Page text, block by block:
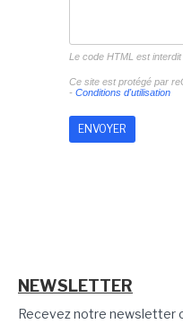
Le code HTML est
Ce site est protégé par
- Conditions d'utilisation
NEWSLETTER
Recevez notre newsletter